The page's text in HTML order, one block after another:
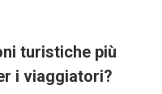
turistiche più
i viaggiatori?